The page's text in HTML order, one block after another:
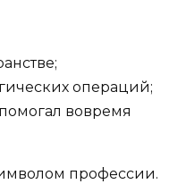
операций;
вовремя
профессии.